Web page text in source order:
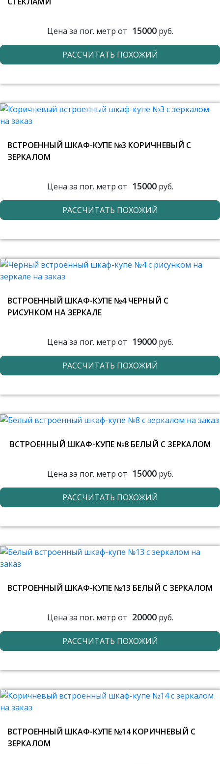
Цена за пог. метр от 15000руб.
РАССЧИТАТЬ ПОХОЖИЙ
ВСТРОЕННЫЙ ШКАФ-КУПЕ №3 КОРИЧНЕВЫЙ С
ЗЕРКАЛОМ
Цена за пог. метр от 15000руб.
РАССЧИТАТЬ ПОХОЖИЙ
ВСТРОЕННЫЙ ШКАФ-КУПЕ №4 ЧЕРНЫЙ С
РИСУНКОМ НА ЗЕРКАЛЕ
Цена за пог. метр от 19000руб.
РАССЧИТАТЬ ПОХОЖИЙ
ВСТРОЕННЫЙ ШКАФ-КУПЕ №8 БЕЛЫЙ С ЗЕРКАЛОМ
Цена за пог. метр от 15000руб.
РАССЧИТАТЬ ПОХОЖИЙ
ВСТРОЕННЫЙ ШКАФ-КУПЕ №13 БЕЛЫЙ С ЗЕРКАЛОМ
Цена за пог. метр от 20000руб.
РАССЧИТАТЬ ПОХОЖИЙ
ВСТРОЕННЫЙ ШКАФ-КУПЕ №14 КОРИЧНЕВЫЙ С
ЗЕРКАЛОМ